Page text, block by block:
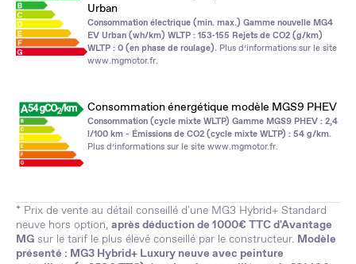
Urban
Consommation électrique (min. max.) Gamme nouvelle MG4
EV Urban (wh/km) WLTP : 153‑155 Rejets de CO2 (g/km)
WLTP : 0 (en phase de roulage). Plus d’informations sur le site
www.mgmotor.fr.
Consommation énergétique modèle MGS9 PHEV
Consommation (cycle mixte WLTP) Gamme MGS9 PHEV : 2,4
l/100 km - Émissions de CO2 (cycle mixte WLTP) : 54 g/km.
Plus d’informations sur le site www.mgmotor.fr.
* Prix de vente au détail conseillé d'une MG3 Hybrid+ Standard
neuve hors option, après déduction de 1000€ TTC d'Avantage
MG sur le tarif le plus élevé conseillé par le constructeur. Modèle
présenté : MG3 Hybrid+ Luxury neuve avec peinture